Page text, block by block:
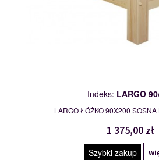
Indeks: LARGO
LARGO ŁÓŻKO 90X200
1 375,00 zł
Szybki zakup